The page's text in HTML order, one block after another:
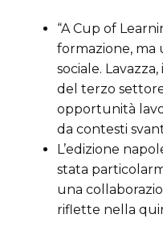
“A Cup of
formazione, ma
sociale.
del terzo
opportunità
da contesti
L’edizione
stata
una
riflette nella